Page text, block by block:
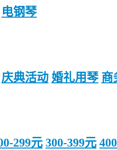
电钢琴
庆典活动 婚礼用琴 商
299元 300-399元